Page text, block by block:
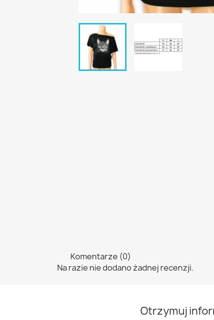
Komentarze (0)
Na razie nie dodano żadnej recenzji.
Otrzymuj